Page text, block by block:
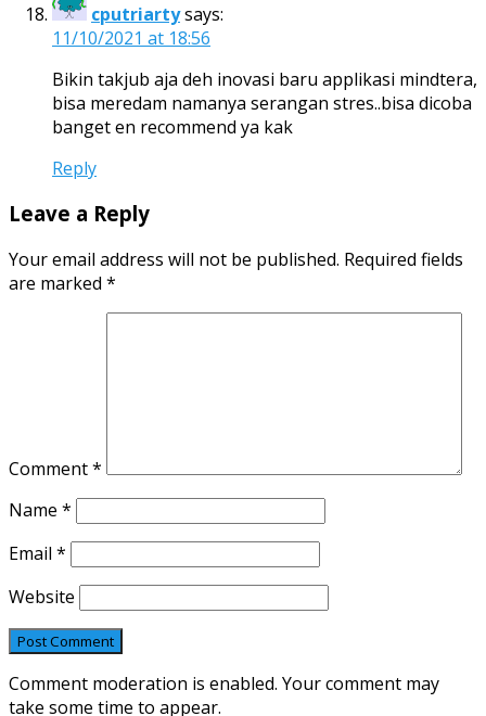
cputriartysays:
11/10/2021 at 18:56
Bikin takjub aja deh inovasi baru applikasi mindtera,
bisa meredam namanya serangan stres..bisa dicoba
banget en recommend ya kak
Reply
Leave a Reply
Your email address will not be published. Required fields
are marked *
Comment*
Name *
Email *
Website
Comment moderation is enabled. Your comment may
take some time to appear.